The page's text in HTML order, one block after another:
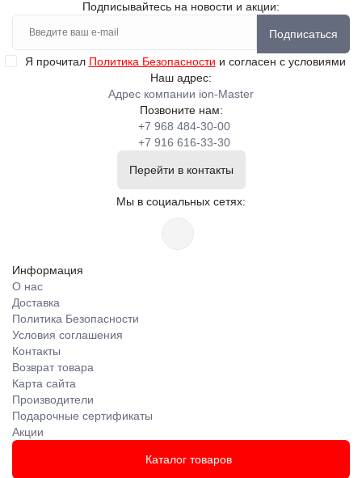
Подписывайтесь на новости и акции:
Подписаться
Я прочитал Политика Безопасности и согласен с условиями
Наш адрес:
Адрес компании ion-Master
Позвоните нам:
+7 968 484-30-00
+7 916 616-33-30
Перейти в контакты
Мы в социальных сетях:
Информация
О нас
Доставка
Политика Безопасности
Условия соглашения
Контакты
Возврат товара
Карта сайта
Производители
Подарочные сертификаты
Акции
Каталог товаров